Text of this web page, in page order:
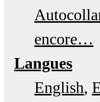
encore…
Langues
English